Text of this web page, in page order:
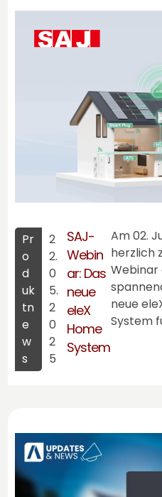
Pr
o
d
uk
tn
e
w
s
2
2.
0
5.
2
0
2
5
SAJ-
Webin
ar: Das
neue
eleX
Home
System
Am 02.
herzlich
Webinar
neue
System